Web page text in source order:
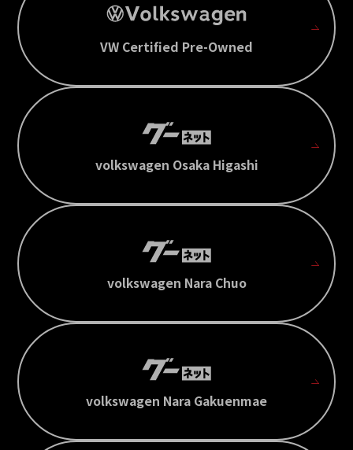
VW Certified Pre-Owned
volkswagen Osaka Higashi
volkswagen Nara Chuo
volkswagen Nara Gakuenmae